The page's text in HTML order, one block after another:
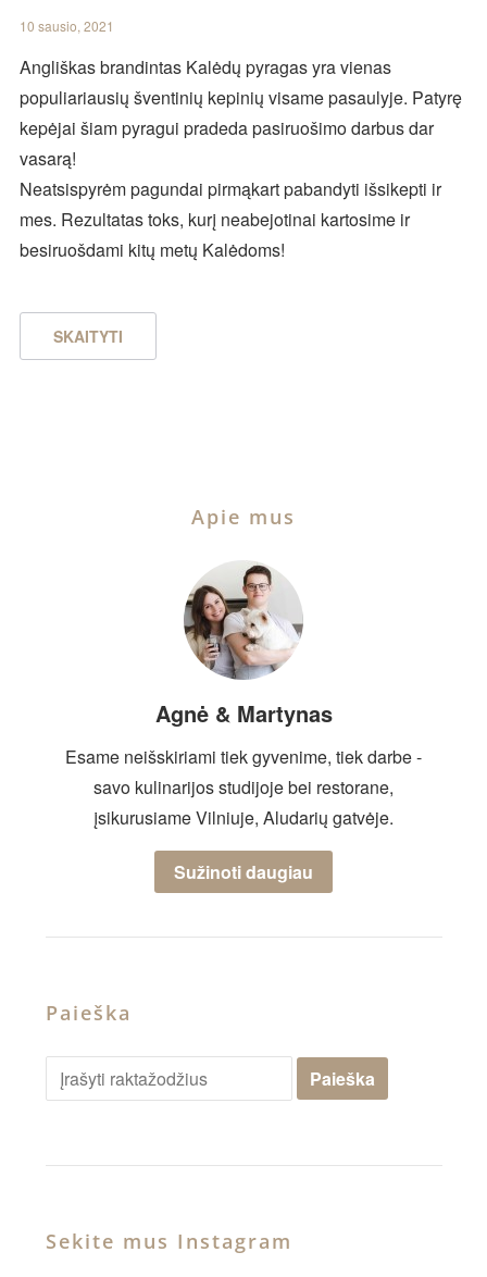
10 sausio, 2021
Angliškas brandintas Kalėdų pyragas yra vienas
populiariausių šventinių kepinių visame pasaulyje. Patyrę
kepėjai šiam pyragui pradeda pasiruošimo darbus dar
vasarą!
Neatsispyrėm pagundai pirmąkart pabandyti išsikepti ir
mes. Rezultatas toks, kurį neabejotinai kartosime ir
besiruošdami kitų metų Kalėdoms!
SKAITYTI
Apie mus
Agnė & Martynas
Esame neišskiriami tiek gyvenime, tiek darbe -
savo kulinarijos studijoje bei restorane,
įsikurusiame Vilniuje, Aludarių gatvėje.
Sužinoti daugiau
Paieška
Sekite mus Instagram